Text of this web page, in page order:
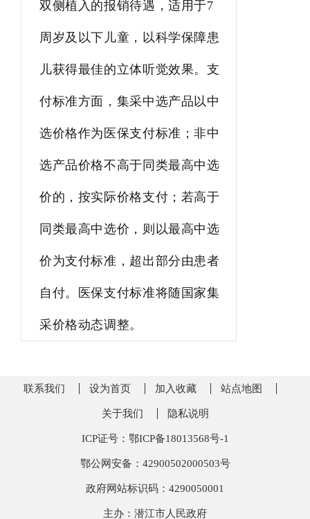
双侧植入的报销待遇，适用于7
周岁及以下儿童，以科学保障患
儿获得最佳的立体听觉效果。支
付标准方面，集采中选产品以中
选价格作为医保支付标准；非中
选产品价格不高于同类最高中选
价的，按实际价格支付；若高于
同类最高中选价，则以最高中选
价为支付标准，超出部分由患者
自付。医保支付标准将随国家集
采价格动态调整。
联系我们 设为首页 加入收藏 站点地图
关于我们 隐私说明
ICP证号：鄂ICP备18013568号-1
鄂公网安备：42900502000503号
政府网站标识码：4290050001
主办：潜江市人民政府